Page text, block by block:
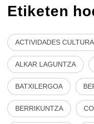
Etiketen
ACTIVIDADES
ALKAR LAGUNTZA
BATXILERGOA
BERRIKUNTZA